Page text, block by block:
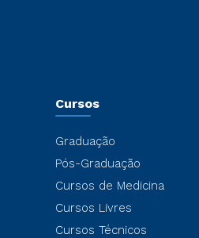
Cursos
Graduação
Pós-Graduação
Cursos de Medicina
Cursos Livres
Cursos Técnicos